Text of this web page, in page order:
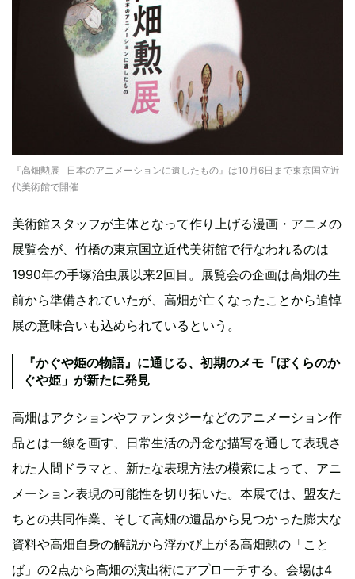
『高畑勲展─日本のアニメーションに遺したもの』は10月6日まで東京国立近
代美術館で開催
美術館スタッフが主体となって作り上げる漫画・アニメの
展覧会が、竹橋の東京国立近代美術館で行なわれるのは
1990年の手塚治虫展以来2回目。展覧会の企画は高畑の生
前から準備されていたが、高畑が亡くなったことから追悼
展の意味合いも込められているという。
『かぐや姫の物語』に通じる、初期のメモ「ぼくらのか
ぐや姫」が新たに発見
高畑はアクションやファンタジーなどのアニメーション作
品とは一線を画す、日常生活の丹念な描写を通して表現さ
れた人間ドラマと、新たな表現方法の模索によって、アニ
メーション表現の可能性を切り拓いた。本展では、盟友た
ちとの共同作業、そして高畑の遺品から見つかった膨大な
資料や高畑自身の解説から浮かび上がる高畑勲の「こと
ば」の2点から高畑の演出術にアプローチする。会場は4